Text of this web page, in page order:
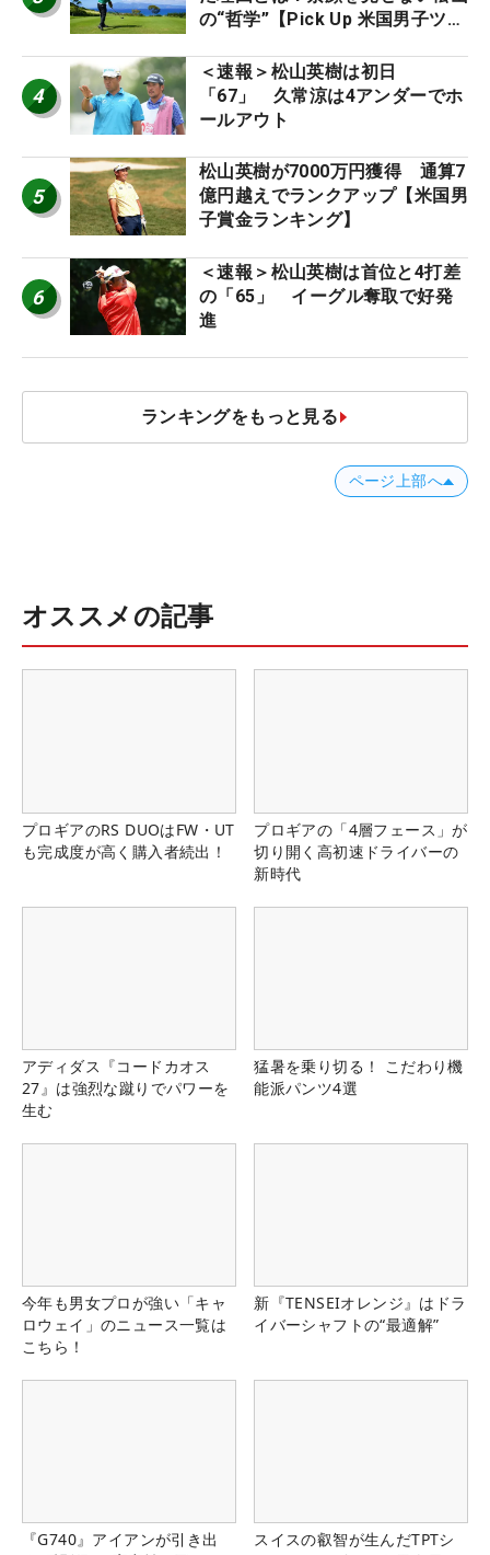
の“哲学”【Pick Up 米国男子ツア
4
＜速報＞松山英樹は初日
「67」 久常涼は4アンダーでホ
ールアウト
5
松山英樹が7000万円獲得 通算7
億円越えでランクアップ【米国男
子賞金ランキング】
6
＜速報＞松山英樹は首位と4打差
の「65」 イーグル奪取で好発
進
ランキングをもっと見る
ページ上部へ
オススメの記事
プロギアのRS DUOはFW・UT
も完成度が高く購入者続出！
プロギアの「4層フェース」が
切り開く高初速ドライバーの
新時代
アディダス『コードカオス
27』は強烈な蹴りでパワーを
生む
猛暑を乗り切る！ こだわり機
能派パンツ4選
今年も男女プロが強い「キャ
ロウェイ」のニュース一覧は
こちら！
新『TENSEIオレンジ』はドラ
イバーシャフトの“最適解”
『G740』アイアンが引き出
スイスの叡智が生んだTPTシ